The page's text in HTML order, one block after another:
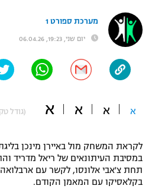
"מעל הליגה" – פודקאסט
"מחצית בשכונה" – פודקאסט
תקנון עבור פעילות אלקטרה
תקנון עבור פעילות ספורט 1 – "מרלן"
גיימינג E-Sports
בני יהודה
היאבקות WWE
אופניים
פוטבול אמריקאי NFL
בייסבול MLB
מערכת ספורט 1
יום שני, 19:23, 06.04.26
א א א א (גודל
לקראת המשחק מול באיירן מינכן
במסיבת העיתונאים של ריאל מדריד
תחת צ'אבי אלונסו, לקשר עם
בקלאסיקו עם המאמן הקודם.